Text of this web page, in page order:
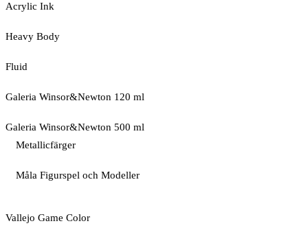
Acrylic Ink
Heavy Body
Fluid
Galeria Winsor&Newton 120 ml
Galeria Winsor&Newton 500 ml
Metallicfärger
Måla Figurspel och Modeller
Vallejo Game Color